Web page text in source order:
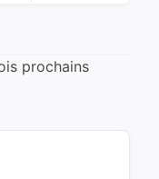
prochains